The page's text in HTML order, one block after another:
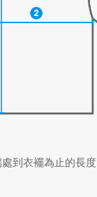
到衣襬為止的長度